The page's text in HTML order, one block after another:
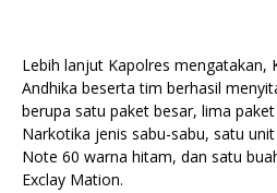
Lebih lanjut Kapolres mengatakan,
Andhika beserta tim berhasil
berupa satu paket besar, lima
Narkotika jenis sabu-sabu, satu
Note 60 warna hitam, dan satu
Exclay Mation.